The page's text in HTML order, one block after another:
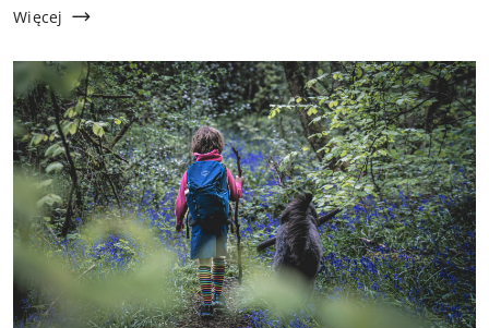
czy ozdoba nie przeszkadza przy chodzeniu.
Więcej